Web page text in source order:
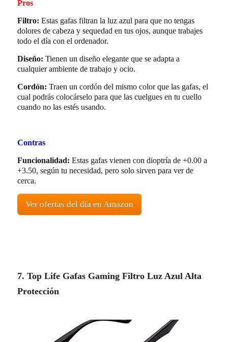
Pros
Filtro: Estas gafas filtran la luz azul para que no tengas
dolores de cabeza y sequedad en tus ojos, aunque trabajes
todo el día con el ordenador.
Diseño: Tienen un diseño elegante que se adapta a
cualquier ambiente de trabajo y ocio.
Cordón: Traen un cordón del mismo color que las gafas, el
cual podrás colocárselo para que las cuelgues en tu cuello
cuando no las estés usando.
Contras
Funcionalidad: Estas gafas vienen con dioptría de +0.00 a
+3.50, según tu necesidad, pero solo sirven para ver de
cerca.
Ver ofertas del día en Amazon
7. Top Life Gafas Gaming Filtro Luz Azul Alta
Protección